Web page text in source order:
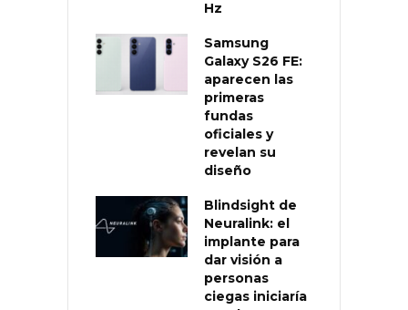
Hz
Samsung
Galaxy S26 FE:
aparecen las
primeras
fundas
oficiales y
revelan su
diseño
Blindsight de
Neuralink: el
implante para
dar visión a
personas
ciegas iniciaría